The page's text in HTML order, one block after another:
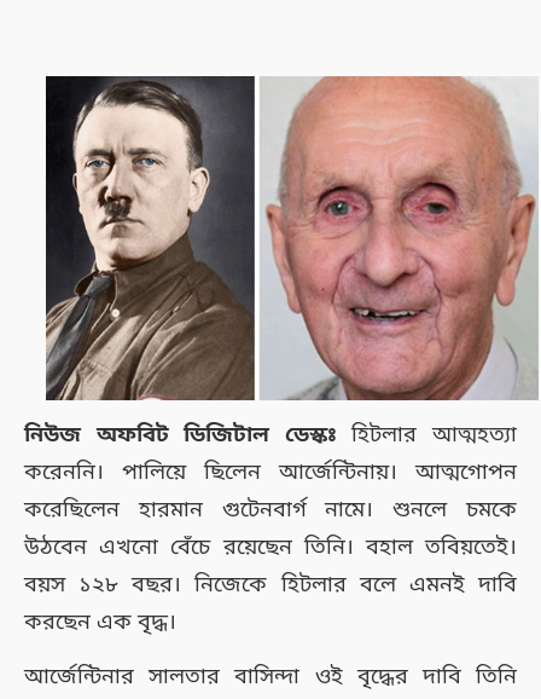
নিউজ অফবিট ডিজিটাল ডেস্কঃ হিটলার আত্মহত্যা
করেননি। পালিয়ে ছিলেন আর্জেন্টিনায়। আত্মগোপন
করেছিলেন হারমান গুটেনবার্গ নামে। শুনলে চমকে
উঠবেন এখনো বেঁচে রয়েছেন তিনি। বহাল তবিয়তেই।
বয়স ১২৮ বছর। নিজেকে হিটলার বলে এমনই দাবি
করছেন এক বৃদ্ধ।
আর্জেন্টিনার সালতার বাসিন্দা ওই বৃদ্ধের দাবি তিনি